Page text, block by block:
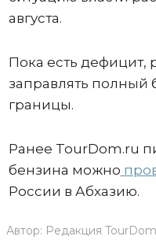
августа.
Пока есть дефицит,
заправлять полный
границы.
Ранее TourDom.ru
бензина можно
России в Абхазию.
Автор: Редакция